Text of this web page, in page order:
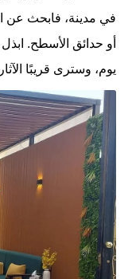
في مدينة، فابحث عن
أو حدائق الأسطح.
يوم، وسترى قريبًا